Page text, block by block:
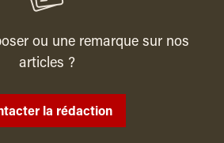
ou une remarque sur nos
articles ?
la rédaction